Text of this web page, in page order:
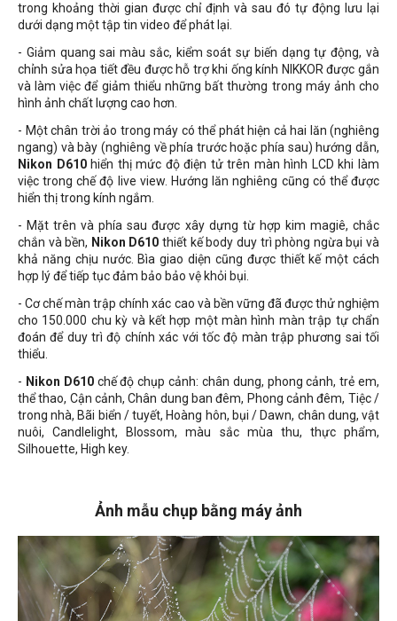
trong khoảng thời gian được chỉ định và sau đó tự động lưu lại
dưới dạng một tập tin video để phát lại.
- Giảm quang sai màu sắc, kiểm soát sự biến dạng tự động, và
chỉnh sửa họa tiết đều được hỗ trợ khi ống kính NIKKOR được gắn
và làm việc để giảm thiểu những bất thường trong máy ảnh cho
hình ảnh chất lượng cao hơn.
- Một chân trời ảo trong máy có thể phát hiện cả hai lăn (nghiêng
ngang) và bày (nghiêng về phía trước hoặc phía sau) hướng dẫn,
Nikon D610hiển thị mức độ điện tử trên màn hình LCD khi làm
việc trong chế độ live view. Hướng lăn nghiêng cũng có thể được
hiển thị trong kính ngắm.
- Mặt trên và phía sau được xây dựng từ hợp kim magiê, chắc
chắn và bền, Nikon D610 thiết kế body duy trì phòng ngừa bụi và
khả năng chịu nước. Bìa giao diện cũng được thiết kế một cách
hợp lý để tiếp tục đảm bảo bảo vệ khỏi bụi.
- Cơ chế màn trập chính xác cao và bền vững đã được thử nghiệm
cho 150.000 chu kỳ và kết hợp một màn hình màn trập tự chẩn
đoán để duy trì độ chính xác với tốc độ màn trập phương sai tối
thiểu.
- Nikon D610 chế độ chụp cảnh: chân dung, phong cảnh, trẻ em,
thể thao, Cận cảnh, Chân dung ban đêm, Phong cảnh đêm, Tiệc /
trong nhà, Bãi biển / tuyết, Hoàng hôn, bụi / Dawn, chân dung, vật
nuôi, Candlelight, Blossom, màu sắc mùa thu, thực phẩm,
Silhouette, High key.
Ảnh mẫu chụp bằng máy ảnh